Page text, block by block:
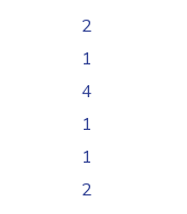
2
1
4
1
1
2